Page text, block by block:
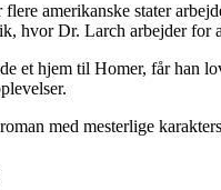
amerikanske stater
hvor Dr. Larch arbejder
et hjem til Homer, får han
med mesterlige